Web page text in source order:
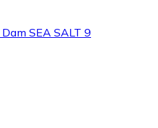
SEA SALT 9